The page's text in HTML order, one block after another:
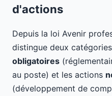
d'actions
Depuis la loi Avenir
distingue deux
obligatoires
au poste) et les actions
(développement de